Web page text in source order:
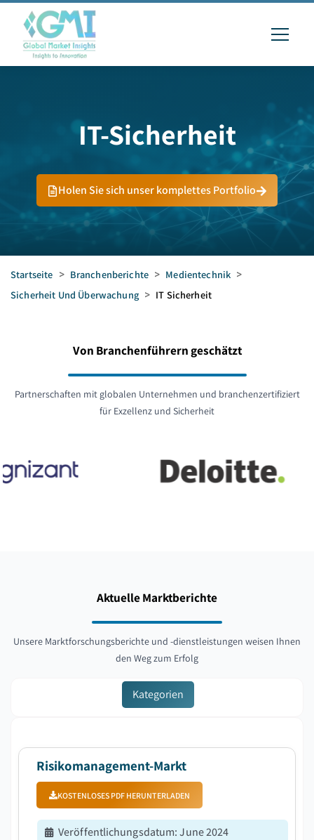
IT-Sicherheit
Holen Sie sich unser komplettes Portfolio
Startseite > Branchenberichte > Medientechnik >
Sicherheit Und Überwachung > IT Sicherheit
Von Branchenführern geschätzt
Partnerschaften mit globalen Unternehmen und branchenzertifiziert
für Exzellenz und Sicherheit
Aktuelle Marktberichte
Unsere Marktforschungsberichte und -dienstleistungen weisen Ihnen
den Weg zum Erfolg
Kategorien
Risikomanagement-Markt
KOSTENLOSES PDF HERUNTERLADEN
Veröffentlichungsdatum:June 2024